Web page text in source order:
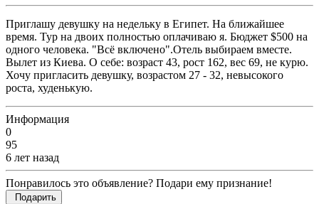
Приглашу девушку на недельку в Египет. На ближайшее
время. Тур на двоих полностью оплачиваю я. Бюджет $500 на
одного человека. "Всё включено".Отель выбираем вместе.
Вылет из Киева. О себе: возраст 43, рост 162, вес 69, не курю.
Хочу пригласить девушку, возрастом 27 - 32, невысокого
роста, худенькую.
Информация
0
95
6 лет назад
Понравилось это объявление? Подари ему признание!
Подарить